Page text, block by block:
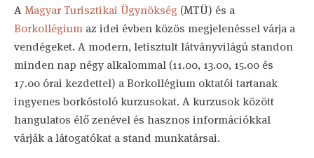
AMagyar Turisztikai Ügynökség (MTÜ) és a
Borkollégium az idei évben közös megjelenéssel várja a
vendégeket. A modern, letisztult látványvilágú standon
minden nap négy alkalommal (11.00, 13.00, 15.00 és
17.00 órai kezdettel) a Borkollégium oktatói tartanak
ingyenes borkóstoló kurzusokat. A kurzusok között
hangulatos élő zenével és hasznos információkkal
várják a látogatókat a stand munkatársai.